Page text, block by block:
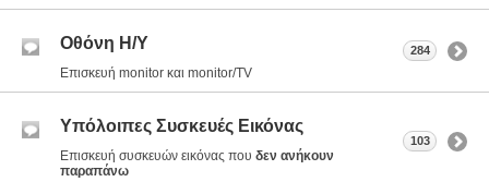
Οθόνη Η/Υ
Επισκευή monitor και monitor/TV
284
Υπόλοιπες Συσκευές Εικόνας
Επισκευή συσκευών εικόνας που δεν ανήκουν
παραπάνω
103